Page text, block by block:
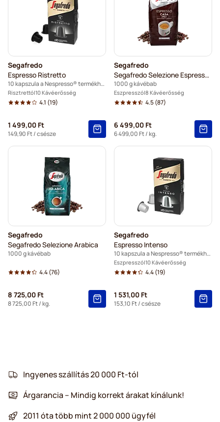
Segafredo
Espresso Ristretto
10 kapszula a Nespresso® termékhez
Risztrettó 10 Kávéerősség
4.1 (19)
1 499,00 Ft
149,90 Ft/ csésze
Segafredo
Segafredo Selezione Espresso Casa
1000 g kávébab
Eszpresszó 8 Kávéerősség
4.5(87)
6 499,00 Ft
6 499,00 Ft/ kg.
Segafredo
Segafredo Selezione Arabica
1000 g kávébab
4.4(76)
8 725,00 Ft
8 725,00 Ft/ kg.
Segafredo
Espresso Intenso
10 kapszula a Nespresso® termékhez
Eszpresszó 10 Kávéerősség
4.4(19)
1 531,00 Ft
153,10 Ft/ csésze
Ingyenes szállítás 20 000 Ft-tól
Árgarancia – Mindig korrekt árakat kínálunk!
2011 óta több mint 2 000 000 ügyfél